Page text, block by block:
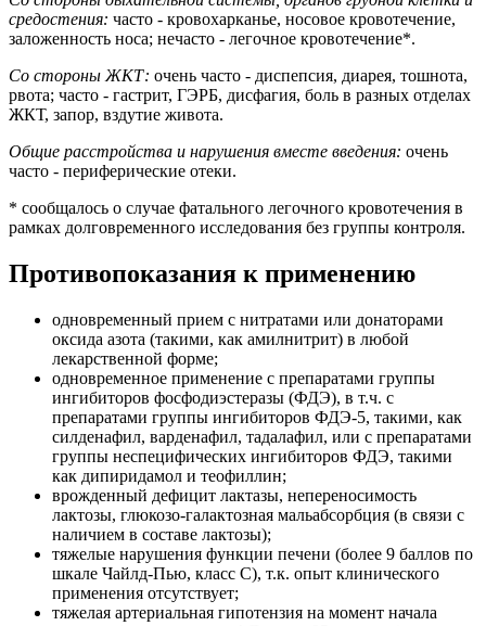
средостения: часто - кровохарканье, носовое кровотечение,
заложенность носа; нечасто - легочное кровотечение*.
Со стороны ЖКТ: очень часто - диспепсия, диарея, тошнота,
рвота; часто - гастрит, ГЭРБ, дисфагия, боль в разных отделах
ЖКТ, запор, вздутие живота.
Общие расстройства и нарушения вместе введения: очень
часто - периферические отеки.
* сообщалось о случае фатального легочного кровотечения в
рамках долговременного исследования без группы контроля.
Противопоказания к применению
одновременный прием с нитратами или донаторами
оксида азота (такими, как амилнитрит) в любой
лекарственной форме;
одновременное применение с препаратами группы
ингибиторов фосфодиэстеразы (ФДЭ), в т.ч. с
препаратами группы ингибиторов ФДЭ-5, такими, как
силденафил, варденафил, тадалафил, или с препаратами
группы неспецифических ингибиторов ФДЭ, такими
как дипиридамол и теофиллин;
врожденный дефицит лактазы, непереносимость
лактозы, глюкозо-галактозная мальабсорбция (в связи с
наличием в составе лактозы);
тяжелые нарушения функции печени (более 9 баллов по
шкале Чайлд-Пью, класс С), т.к. опыт клинического
применения отсутствует;
тяжелая артериальная гипотензия на момент начала